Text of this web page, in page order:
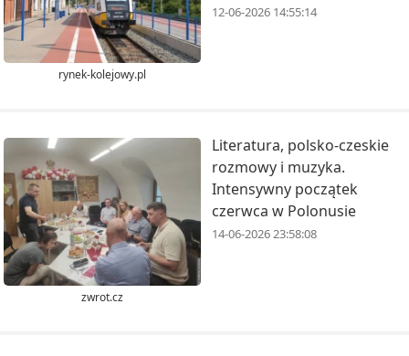
rynek-kolejowy.pl
12-06-2026 14:55:14
zwrot.cz
Literatura, polsko-czeskie
rozmowy i muzyka.
Intensywny początek
czerwca w Polonusie
14-06-2026 23:58:08